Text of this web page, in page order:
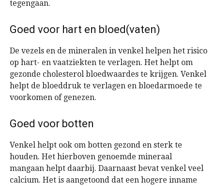
tegengaan.
Goed voor hart en bloed(vaten)
De vezels en de mineralen in venkel helpen het risico
op hart- en vaatziekten te verlagen. Het helpt om
gezonde cholesterol bloedwaardes te krijgen. Venkel
helpt de bloeddruk te verlagen en bloedarmoede te
voorkomen of genezen.
Goed voor botten
Venkel helpt ook om botten gezond en sterk te
houden. Het hierboven genoemde mineraal
mangaan helpt daarbij. Daarnaast bevat venkel veel
calcium. Het is aangetoond dat een hogere inname